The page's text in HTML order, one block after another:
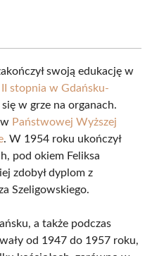
swoją edukację w
stopnia w Gdańsku-
w grze na organach.
Państwowej Wyższej
. W 1954 roku ukończył
pod okiem Feliksa
zdobył dyplom z
Szeligowskiego.
a także podczas
od 1947 do 1957 roku,